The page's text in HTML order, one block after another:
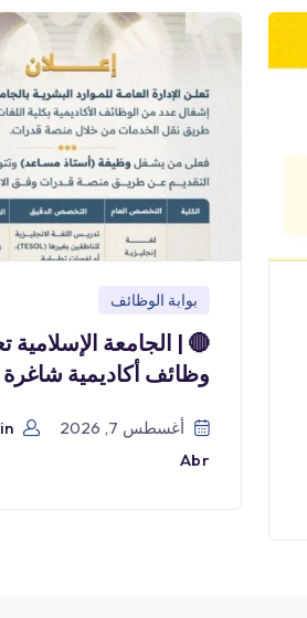
بوابة الوظائف
🔴 | الجامعة الإسلامية
وظائف أكاديمية شاغرة
أغسطس 7, 2026
Abr